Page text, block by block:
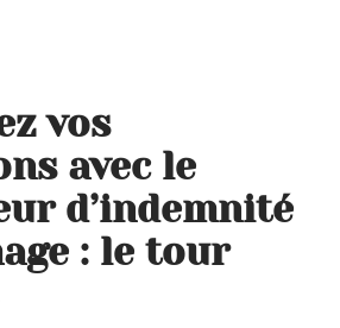
vos
avec le
d’indemnité
: le tour